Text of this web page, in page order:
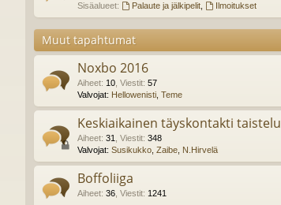
Sisäalueet:
Palaute ja jälkipelit, Ilmoitukset
Muut tapahtumat
Noxbo 2016
Aiheet: 10 Viestit: 57
Valvojat: Hellowenisti Teme
Keskiaikainen täyskontakti taistelu
Aiheet: 31 Viestit: 348
Valvojat: Susikukko Zaibe N.Hirvelä
Boffoliiga
Aiheet: 36 Viestit: 1241